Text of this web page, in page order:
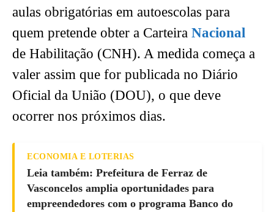
aulas obrigatórias em autoescolas para
quem pretende obter a Carteira Nacional
de Habilitação (CNH). A medida começa a
valer assim que for publicada no Diário
Oficial da União (DOU), o que deve
ocorrer nos próximos dias.
ECONOMIA E LOTERIAS
Leia também: Prefeitura de Ferraz de
Vasconcelos amplia oportunidades para
empreendedores com o programa Banco do